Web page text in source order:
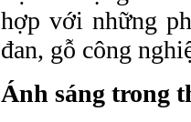
hợp với những
đan, gỗ công
Ánh sáng trong